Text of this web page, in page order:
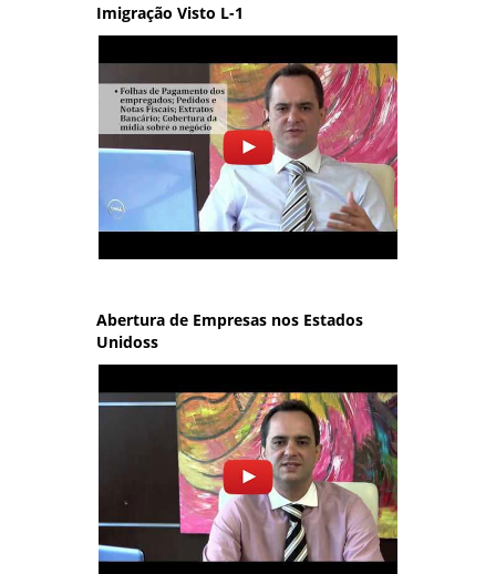
Imigração Visto L-1
Abertura de Empresas nos Estados
Unidoss